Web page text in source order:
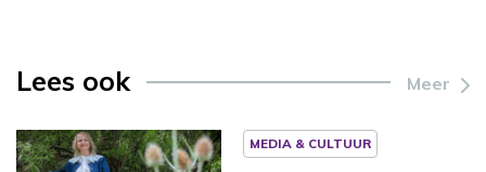
Lees ook Meer
MEDIA & CULTUUR